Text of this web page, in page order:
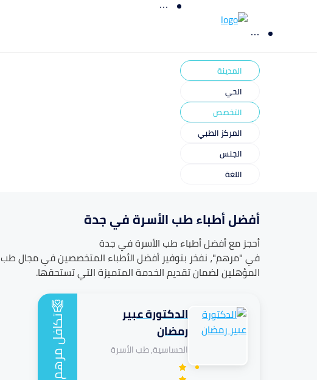
المدينة
الحي
التخصص
المركز الطبي
الجنس
اللغة
أفضل أطباء طب الأسرة في جدة
أحجز مع أفضل أطباء طب الأسرةفيجدة
في "مرهم"، نفخر بتوفير أفضل الأطباء المتخصصين في مجال طب
المؤهلين لضمان تقديم الخدمة المتميزة التي تستحقها.
الدكتورة عبير
رمضان
الحساسية, طب الأسرة
تكافل
مرهم